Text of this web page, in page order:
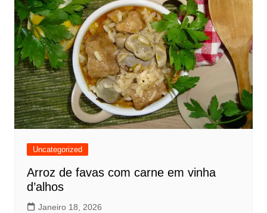
Uncategorized
Arroz de favas com carne em vinha
d’alhos
Janeiro 18, 2026